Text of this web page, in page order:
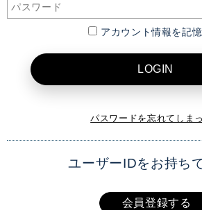
アカウント情報を記
LOGIN
パスワードを忘れてしま
ユーザーIDをお持ち
会員登録する